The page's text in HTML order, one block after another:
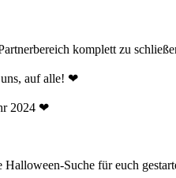
komplett zu
auf alle! ❤
2024 ❤
Suche für euch